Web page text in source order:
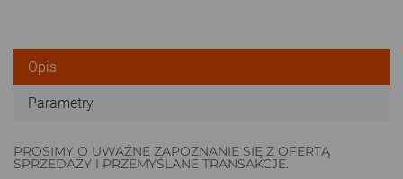
Opis
Parametry
PROSIMY O UWAŻNE ZAPOZNANIE SIĘ Z OFERTĄ
SPRZEDAŻY I PRZEMYŚLANE TRANSAKCJE.